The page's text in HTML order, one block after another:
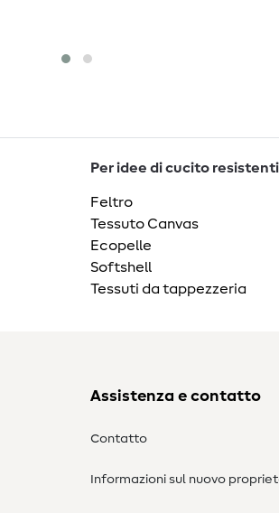
Per idee di cucito resistenti
Feltro
Tessuto Canvas
Ecopelle
Softshell
Tessuti da tappezzeria
Assistenza e contatto
Contatto
Informazioni sul nuovo